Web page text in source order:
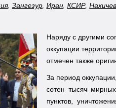
, Зангезур, Иран, КСИР,
Наряду с другими
оккупации
отмечен также
За период
сотен тысяч
пунктов,